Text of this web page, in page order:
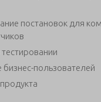
постановок для
тестировании
пользователей